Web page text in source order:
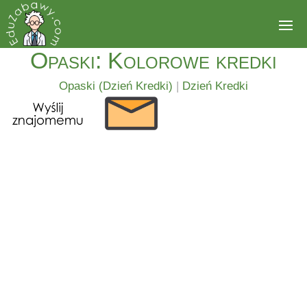
Opaski: Kolorowe kredki
Opaski (Dzień Kredki) | Dzień Kredki